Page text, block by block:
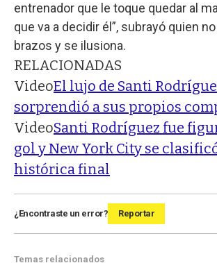
entrenador que le toque quedar al
que va a decidir él”, subrayó quien
brazos y se ilusiona.
RELACIONADAS
VideoEl lujo de Santi
sorprendió a sus propios
VideoSanti Rodríguez fue
gol y New York City se
histórica final
¿Encontraste un error? Reportar
Temas relacionados